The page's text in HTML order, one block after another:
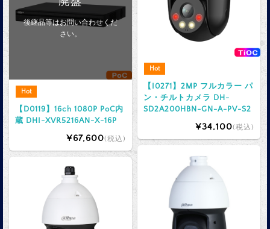
Hot
【I0271】2MP フルカラー パ
ン・チルトカメラ DH-
SD2A200HBN-GN-A-PV-S2
¥34,100(税込)
後継品等はお問い合わせくだ
さい。
Hot
【D0119】16ch 1080P PoC内
蔵 DHI-XVR5216AN-X-16P
¥67,600(税込)